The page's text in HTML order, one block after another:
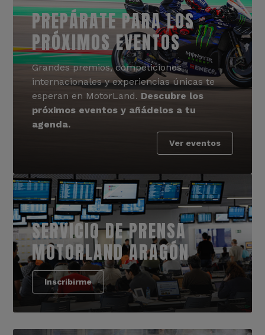
PREPÁRATE PARA LOS
PRÓXIMOS EVENTOS
Grandes premios, competiciones
internacionales y experiencias únicas te
esperan en MotorLand. Descubre los
próximos eventos y añádelos a tu
agenda.
Ver eventos
SERVICIO DE PRENSA
MOTORLAND ARAGÓN
Inscribirme